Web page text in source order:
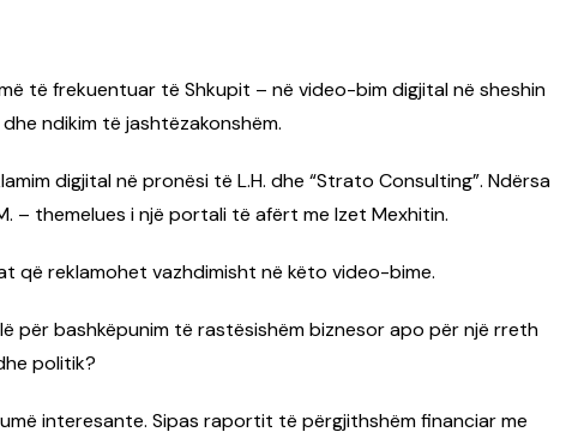
të frekuentuar të Shkupit – në video-bim digjital në sheshin
ndikim të jashtëzakonshëm.
digjital në pronësi të L.H. dhe “Strato Consulting”. Ndërsa
– themelues i një portali të afërt me Izet Mexhitin.
që reklamohet vazhdimisht në këto video-bime.
për bashkëpunim të rastësishëm biznesor apo për një rreth
politik?
interesante. Sipas raportit të përgjithshëm financiar me